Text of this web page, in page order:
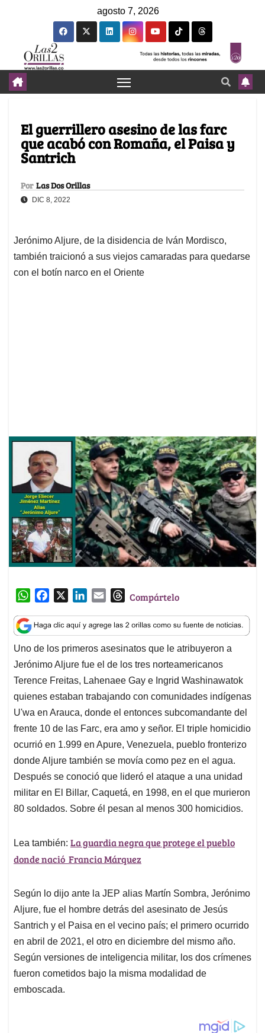
agosto 7, 2026
El guerrillero asesino de las farc
que acabó con Romaña, el Paisa y
Santrich
Por Las Dos Orillas
DIC 8, 2022
Jerónimo Aljure, de la disidencia de Iván Mordisco,
también traicionó a sus viejos camaradas para quedarse
con el botín narco en el Oriente
W
a
t
s
A
p
p
c
e
b
o
o
k
n
k
e
d
I
n
a
i
l
T
r
e
a
d
s
Compártelo
Uno de los primeros asesinatos que le atribuyeron a
Jerónimo Aljure fue el de los tres norteamericanos
Terence Freitas, Lahenaee Gay e Ingrid Washinawatok
quienes estaban trabajando con comunidades indígenas
U'wa en Arauca, donde el entonces subcomandante del
frente 10 de las Farc, era amo y señor. El triple homicidio
ocurrió en 1.999 en Apure, Venezuela, pueblo fronterizo
donde Aljure también se movía como pez en el agua.
Después se conoció que lideró el ataque a una unidad
militar en El Billar, Caquetá, en 1998, en el que murieron
80 soldados. Sobre él pesan al menos 300 homicidios.
Lea también: La guardia negra que protege el pueblo
donde nació Francia Márquez
Según lo dijo ante la JEP alias Martín Sombra, Jerónimo
Aljure, fue el hombre detrás del asesinato de Jesús
Santrich y el Paisa en el vecino país; el primero ocurrido
en abril de 2021, el otro en diciembre del mismo año.
Según versiones de inteligencia militar, los dos crímenes
fueron cometidos bajo la misma modalidad de
emboscada.